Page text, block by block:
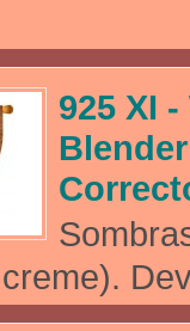
925 XI